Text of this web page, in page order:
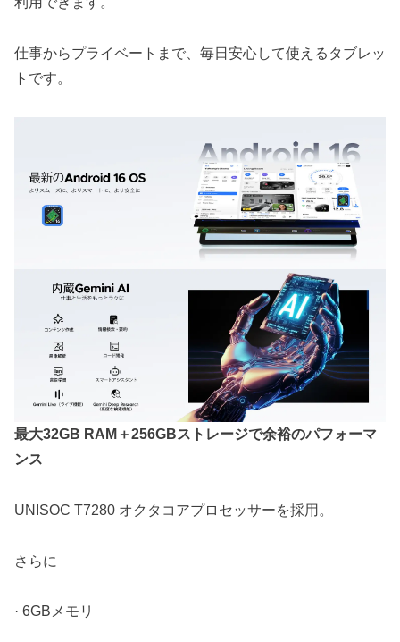
仕事からプライベートまで、毎日安心して使えるタブレッ
トです。
最大32GB RAM＋256GBストレージで余裕のパフォーマ
ンス
UNISOC T7280 オクタコアプロセッサーを採用。
さらに
· 6GBメモリ